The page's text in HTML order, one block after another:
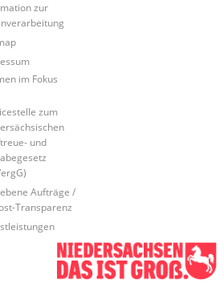
zur
im Fokus
zum
und
Aufträge /
Transparenz